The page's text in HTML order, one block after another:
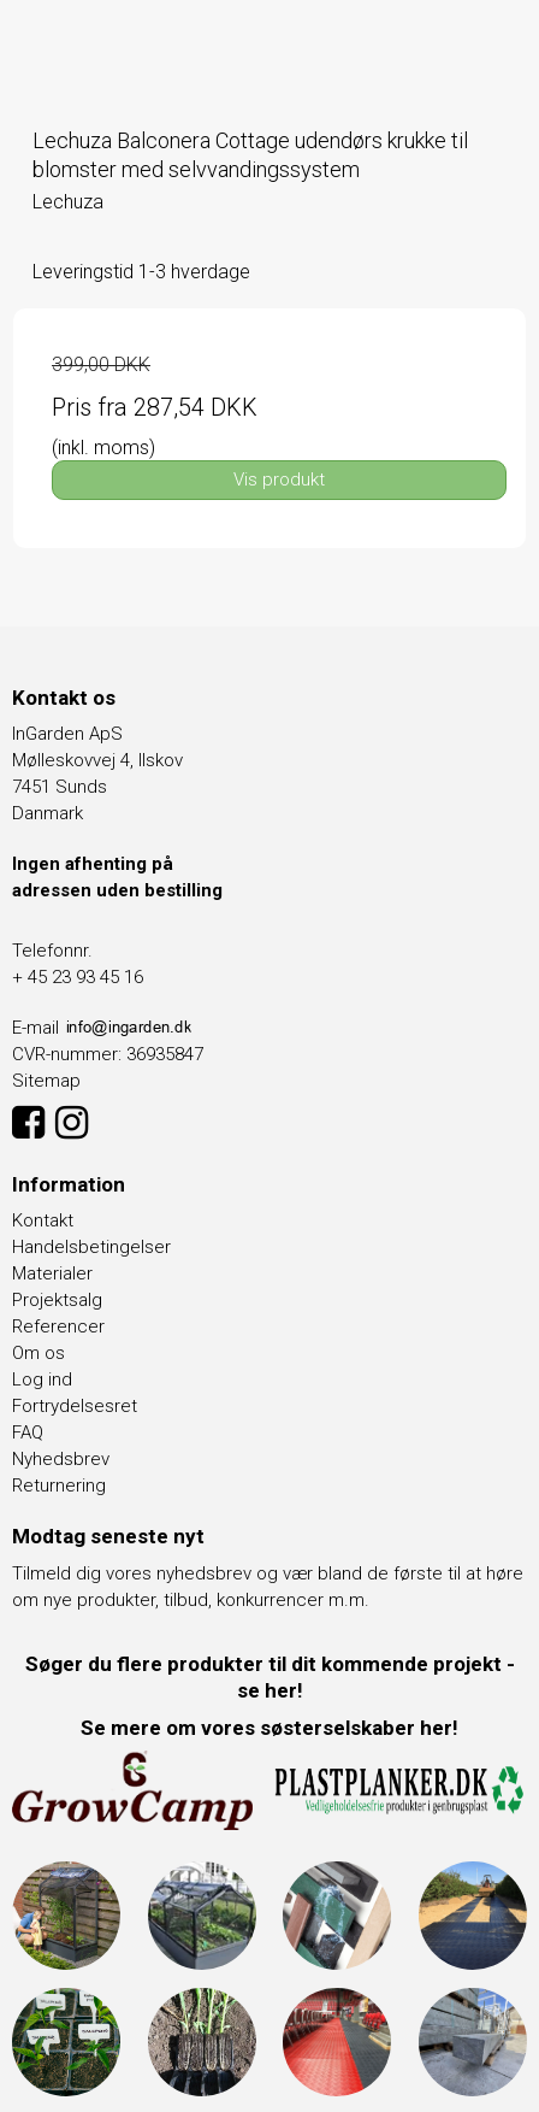
Lechuza Balconera Cottage udendørs krukke til
blomster med selvvandingssystem
Lechuza
Leveringstid 1-3 hverdage
399,00 DKK
Pris fra 287,54 DKK
(inkl. moms)
Vis produkt
Kontakt os
InGarden ApS
Mølleskovvej 4, Ilskov
7451 Sunds
Danmark
Ingen afhenting på
adressen uden bestilling
Telefonnr.
+ 45 23 93 45 16
E-mail
CVR-nummer: 36935847
Sitemap
Information
Kontakt
Handelsbetingelser
Materialer
Projektsalg
Referencer
Om os
Log ind
Fortrydelsesret
FAQ
Nyhedsbrev
Returnering
Modtag seneste nyt
Tilmeld dig vores nyhedsbrev og vær bland de første til at høre
om nye produkter, tilbud, konkurrencer m.m.
Søger du flere produkter til dit kommende projekt -
se her!
Se mere om vores søsterselskaber her!